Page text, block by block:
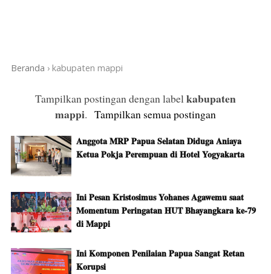
Beranda › kabupaten mappi
Tampilkan postingan dengan labelkabupaten
mappi. Tampilkan semua postingan
Anggota MRP Papua Selatan Diduga Aniaya
Ketua Pokja Perempuan di Hotel Yogyakarta
Ini Pesan Kristosimus Yohanes Agawemu saat
Momentum Peringatan HUT Bhayangkara ke-79
di Mappi
Ini Komponen Penilaian Papua Sangat Retan
Korupsi